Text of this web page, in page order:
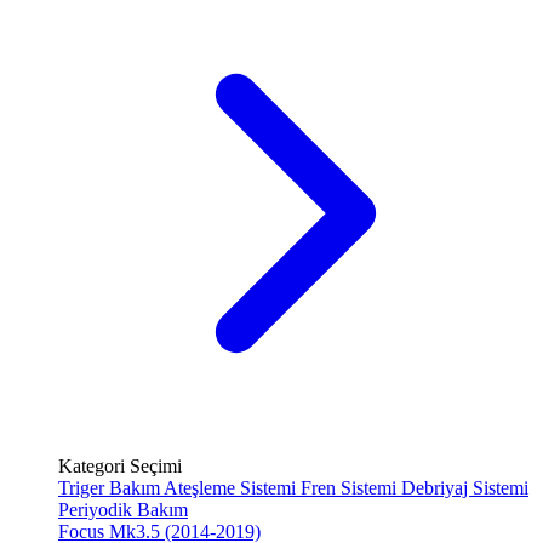
Kategori Seçimi
Triger Bakım Ateşleme Sistemi Fren Sistemi Debriyaj Sistemi
Periyodik Bakım
Focus Mk3.5 (2014-2019)